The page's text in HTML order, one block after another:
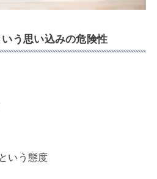
いう思い込みの危険性
いう態度